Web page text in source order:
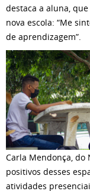
destaca a aluna,
nova escola: “Me
de aprendizagem”.
Carla Mendonça, do
positivos desses
atividades